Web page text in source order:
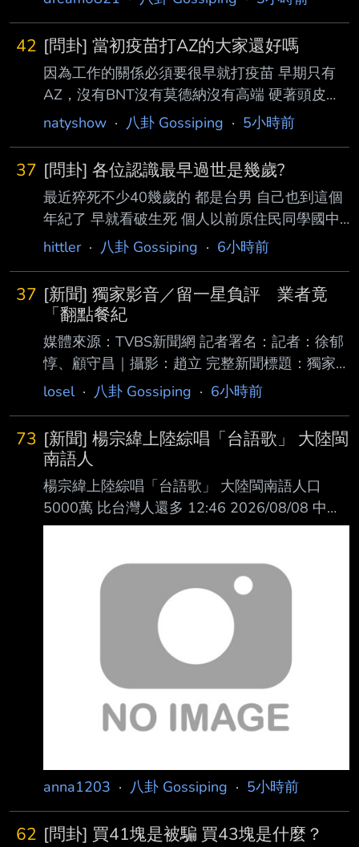
42 [問卦] 當初疫苗打AZ的大家還好嗎
因為工作的關係必須要很早就打疫苗 早期只有
AZ，沒有BNT沒有莫德納沒有高端 硬著頭皮也
要去打兩劑 不久後得了兩次顏面神經失調 (不曉
的疫苗 不知道是因禍得福還是塞翁失馬 後面也
沒有補打其他品牌 也曾經確診但也康復了沒事
當初打AZ的大家，如今還好嗎 -- 買賣股票時 小
朋友一定不能在現場 因為.....買賣股票會有交割 -
-
natyshow · 八卦 Gossiping · 5小時前
37 [問卦] 各位認識最早過世是幾歲?
最近猝死不少40幾歲的 都是台男 自己也到這個
年紀了 早就看破生死 個人以前原住民同學國中
時車禍死掉 大學同學20歲血癌併發肺炎走掉 我
最早死掉幾歲 甚麼原因 會害怕嗎 我想找律師立
遺囑哪天掛掉捐給慈善機構 大家會怕嗎? --
hittler· 八卦 Gossiping · 6小時前
37 [新聞] 獨家影音／留一星負評 業者竟
「翻點餐紀
媒體來源：TVBS新聞網 記者署名：記者：徐郁
惇、顧守昌｜攝影：趙立 完整新聞標題：獨家
影音／留一星負評 業者竟「翻點餐紀錄」 傳
昌｜攝影：趙立｜責任編輯：新聞中心 發佈時
間：2026.08.08 12:45 最後更新時間：
2026.08.08 15:52 台南消費者日前透過線上點
餐，到北區一間鹹水雞攤消費，但主觀認為店家
份量少、口味 差，因此留下一星負評，沒想到
是不是她 留的"？被消費者封鎖後，業者再透過
系統找到消費者
losel· 八卦 Gossiping · 6小時前
73 [新聞] 楊宗緯上陸綜唱「台語歌」 大陸閩
南語人
楊宗緯上陸綜唱「台語歌」 大陸閩南語人口
5000萬 比台灣人還多 12:46 2026/08/08 中時
新聞網 黃朝郁
6-08-08/1024/20260808001788.jpg 歌手楊
宗緯（右）與大陸知名藝人岳雲鵬合唱閩南語歌
曲《歡喜就好》，引起台灣年輕人 討論。（圖
／翻攝自天賜的聲音YouTube）
https://youtu.be/xFylv8r_KPI 在民進黨政府推動
下，政府公文、官方網站等，從民國113年
anna1203 · 八卦 Gossiping · 5小時前
62 [問卦] 買41塊是被騙 買43塊是什麼？